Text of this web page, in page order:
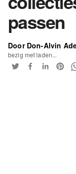
passen
Door Don-Alvin
bezig met laden...